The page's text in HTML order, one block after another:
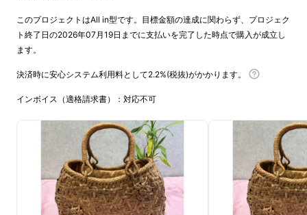
新作① 乱れ花編み
このプロジェクトはAll in型です。目標金額の達成に関わらず、プロジェク
ト終了日の2026年07月19日までに支払いを完了した時点で購入が成立し
ます。
決済時に安心システム利用料として2.2%(税抜)がかかります。
インボイス（適格請求書）：対応不可